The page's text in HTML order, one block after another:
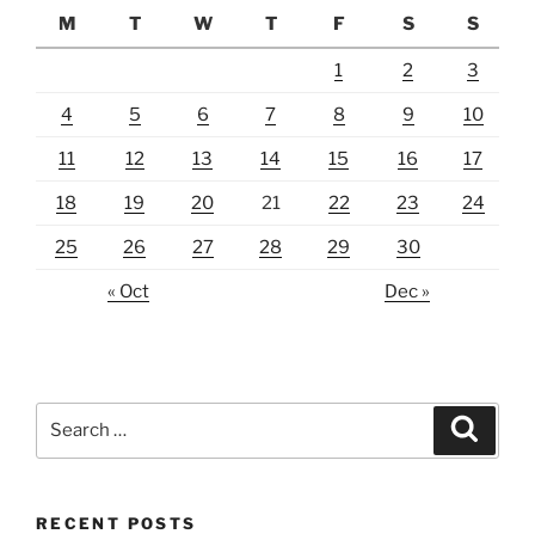
M
T W T F S S
1 2 3
4 5 6 7 8 9 10
11 12 13 14 15 16 17
18 19 20 21 22 23 24
25 26 27 28 29 30
« Oct Dec »
RECENT POSTS